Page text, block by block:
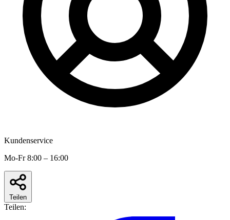
Kundenservice
Mo-Fr 8:00 – 16:00
Teilen
Teilen: